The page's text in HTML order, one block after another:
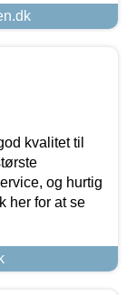
kvalitet til
og hurtig
her for at se